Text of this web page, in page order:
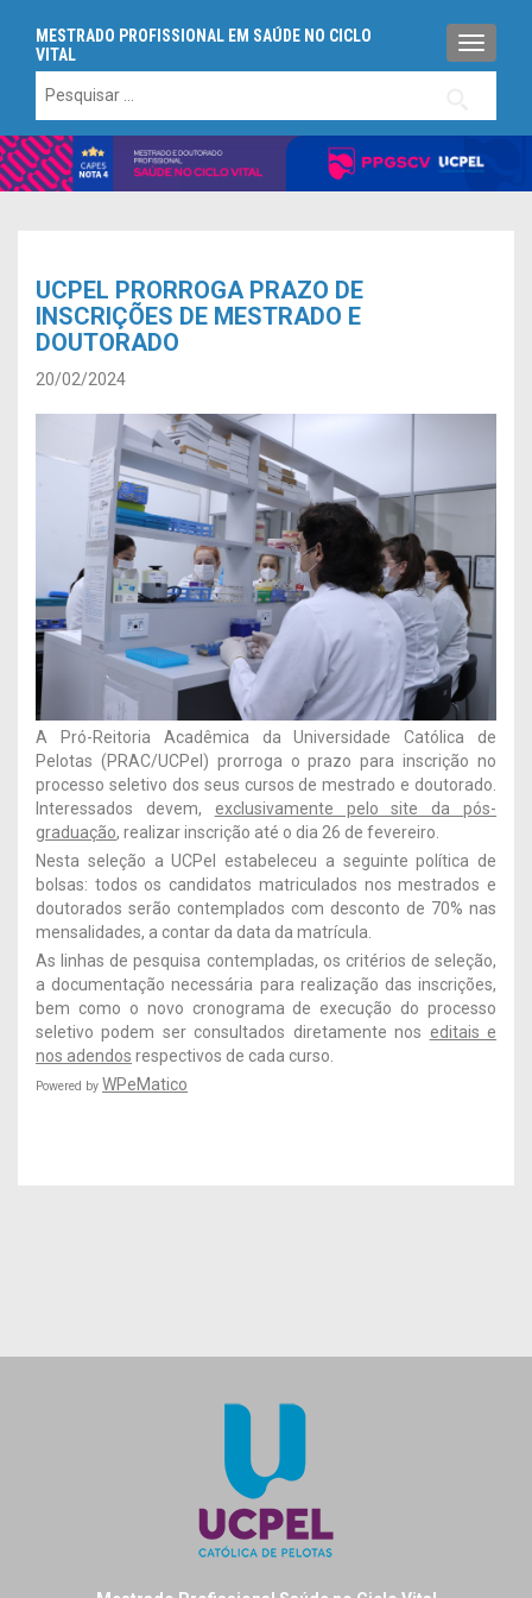
MESTRADO PROFISSIONAL EM SAÚDE NO CICLO
VITAL
por:
UCPEL PRORROGA PRAZO DE
INSCRIÇÕES DE MESTRADO E
DOUTORADO
20/02/2024
A Pró-Reitoria Acadêmica da Universidade Católica de
Pelotas (PRAC/UCPel) prorroga o prazo para inscrição no
processo seletivo dos seus cursos de mestrado e doutorado.
Interessados devem, exclusivamente pelo site da pós-
graduação, realizar inscrição até o dia 26 de fevereiro.
Nesta seleção a UCPel estabeleceu a seguinte política de
bolsas: todos os candidatos matriculados nos mestrados e
doutorados serão contemplados com desconto de 70% nas
mensalidades, a contar da data da matrícula.
As linhas de pesquisa contempladas, os critérios de seleção,
a documentação necessária para realização das inscrições,
bem como o novo cronograma de execução do processo
seletivo podem ser consultados diretamente nos editais e
nos adendos respectivos de cada curso.
Powered by WPeMatico